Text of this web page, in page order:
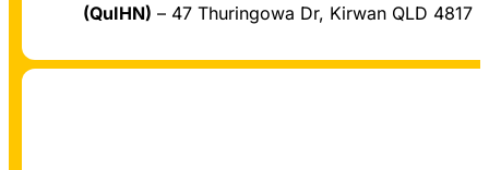
(QuIHN) – 47 Thuringowa Dr, Kirwan QLD 4817